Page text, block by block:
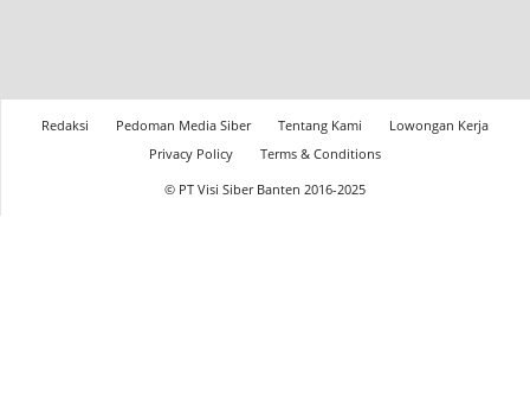
Redaksi Pedoman Media Siber Tentang Kami
Lowongan Kerja
Privacy Policy
Terms & Conditions
© PT Visi Siber Banten 2016-2025